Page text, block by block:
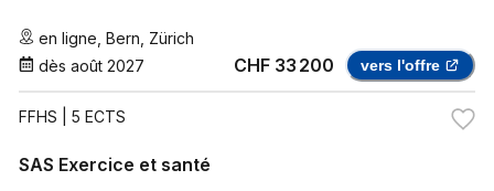
en ligne Bern Zürich
dès août 2027 CHF 33 200 vers l'offre
FFHS | 5 ECTS
SAS Exercice et santé